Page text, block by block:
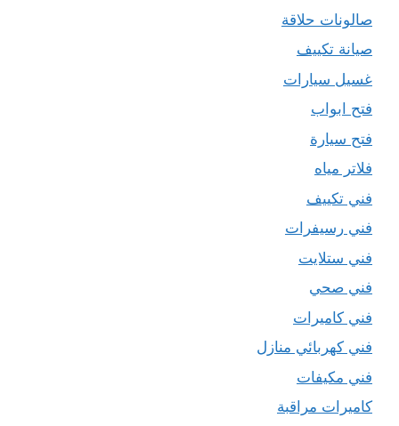
صالونات حلاقة
صيانة تكييف
غسيل سيارات
فتح ابواب
فتح سيارة
فلاتر مياه
فني تكييف
فني رسيفرات
فني ستلايت
فني صحي
فني كاميرات
فني كهربائي منازل
فني مكيفات
كاميرات مراقبة